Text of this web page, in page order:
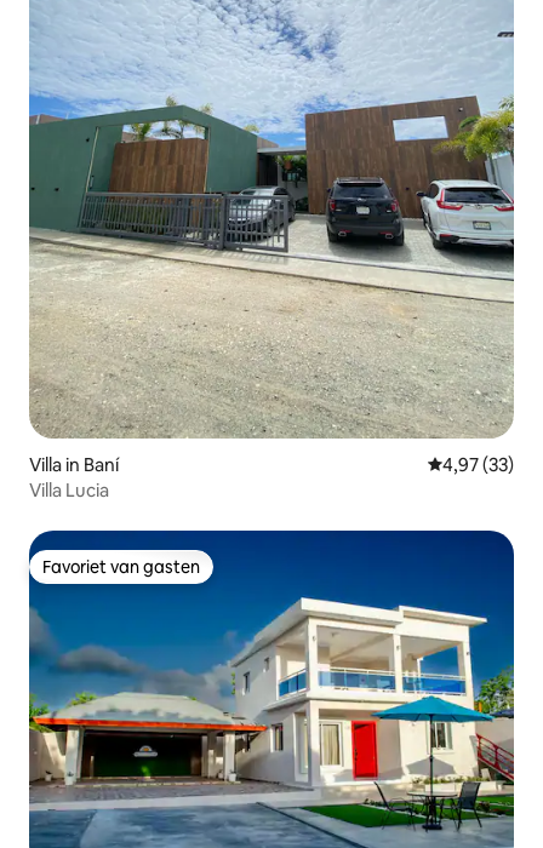
Villa in Baní Gemiddelde
4,97 (33)
Villa Lucia
Favoriet van gasten
Favoriet van gasten